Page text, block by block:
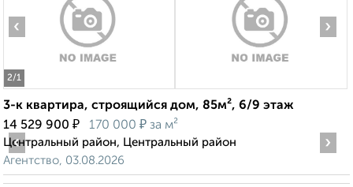
2/1
‹ ›
3-к квартира, строящийся дом, 85м², 6/9 этаж
14 529 900 ₽ 170 000 ₽ за м²
Центральный район, Центральный район
Агентство, 03.08.2026
‹ ›